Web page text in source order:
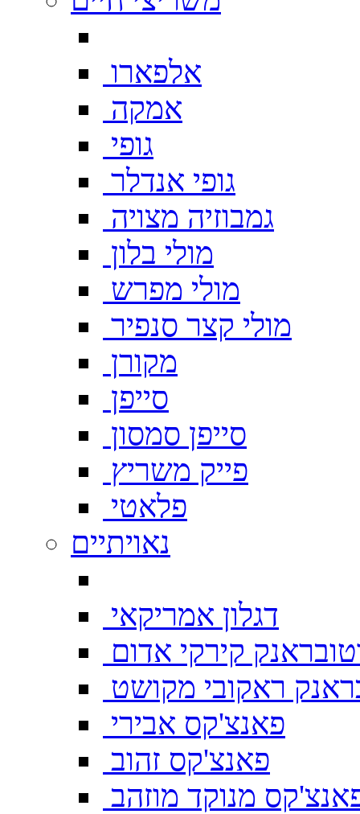
אלפארו
אמקה
גופי
גופי אנדלר
גמבוזיה מצויה
מולי בלון
מולי מפרש
מולי קצר סנפיר
מקורן
סייפן
סייפן סמסון
פייק משריץ
פלאטי
נאויתיים
דגלון אמריקאי
קירקי אדום
ראקובי מקושט
פאנצ'קס אבירי
פאנצ'קס זהוב
מנוקד מוזהב